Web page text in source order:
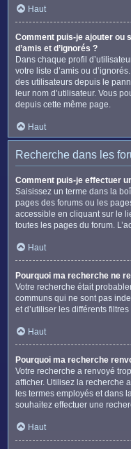
Haut
Comment puis-je ajouter ou
d’amis et d’ignorés ?
Dans chaque profil
votre liste d’amis ou
des utilisateurs depuis le
leur nom d’utilisateur. Vous
depuis cette même page.
Haut
Recherche dans les
Comment puis-je effectuer
Saisissez un terme dans la
pages des forums ou les
accessible en cliquant sur le
toutes les pages du forum.
Haut
Pourquoi ma recherche ne
Votre recherche était
communs qui ne sont pas
et d’utiliser les différents
Haut
Pourquoi ma recherche
Votre recherche a renvoyé
afficher. Utilisez la recherche
les termes employés et dans
souhaitez effectuer une
Haut